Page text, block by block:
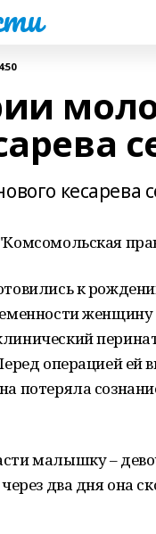
к
операцией ей
потеряла
малышку –
два дня она